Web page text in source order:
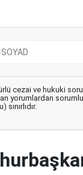
cezai ve hukuki
yorumlardan